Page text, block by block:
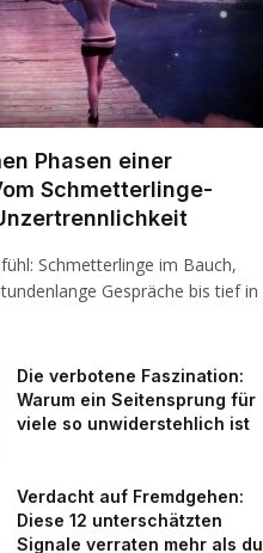
Phasen einer
Schmetterlinge-
Schmetterlinge im Bauch,
Gespräche bis tief in
Die verbotene Faszination:
Warum ein Seitensprung für
viele so unwiderstehlich ist
Verdacht auf Fremdgehen:
Diese 12 unterschätzten
Signale verraten mehr als du